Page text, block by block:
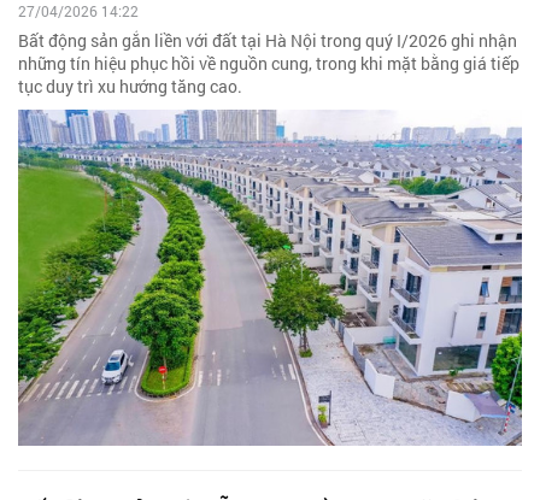
27/04/2026 14:22
Bất động sản gắn liền với đất tại Hà Nội trong quý I/2026 ghi nhận
những tín hiệu phục hồi về nguồn cung, trong khi mặt bằng giá tiếp
tục duy trì xu hướng tăng cao.